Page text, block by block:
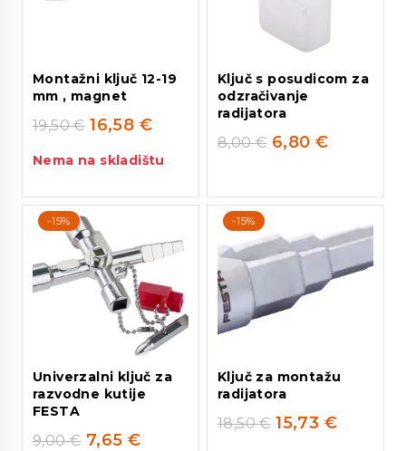
Montažni ključ 12-19
mm , magnet
19,50€ 16,58 €
Nema na skladištu
Ključ s posudicom za
odzračivanje
radijatora
8,00€ 6,80 €
-15%
Univerzalni ključ za
razvodne kutije
FESTA
9,00€ 7,65 €
-15%
Ključ za montažu
radijatora
18,50€ 15,73 €